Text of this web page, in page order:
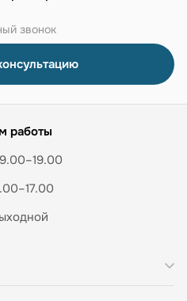
звонок
работы